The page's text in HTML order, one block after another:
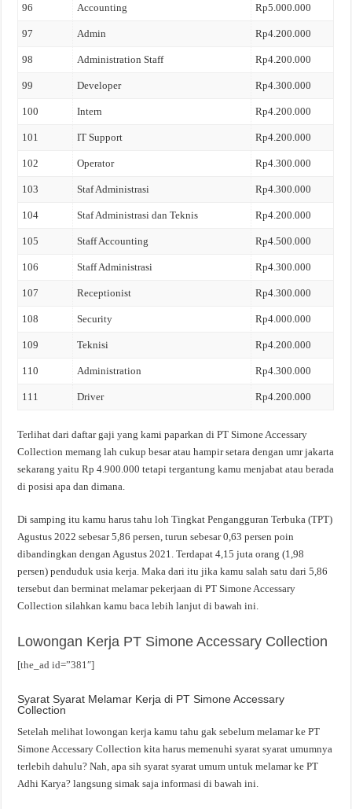
96 Accounting Rp5.000.000
97 Admin Rp4.200.000
98 Administration Staff Rp4.200.000
99 Developer Rp4.300.000
100 Intern Rp4.200.000
101 IT Support Rp4.200.000
102 Operator Rp4.300.000
103 Staf Administrasi Rp4.300.000
104 Staf Administrasi dan Teknis Rp4.200.000
105 Staff Accounting Rp4.500.000
106 Staff Administrasi Rp4.300.000
107 Receptionist Rp4.300.000
108 Security Rp4.000.000
109 Teknisi Rp4.200.000
110 Administration Rp4.300.000
111 Driver Rp4.200.000
Terlihat dari daftar gaji yang kami paparkan di PT Simone Accessary
Collection memang lah cukup besar atau hampir setara dengan umr jakarta
sekarang yaitu Rp 4.900.000 tetapi tergantung kamu menjabat atau berada
di posisi apa dan dimana.
Di samping itu kamu harus tahu loh Tingkat Pengangguran Terbuka (TPT)
Agustus 2022 sebesar 5,86 persen, turun sebesar 0,63 persen poin
dibandingkan dengan Agustus 2021. Terdapat 4,15 juta orang (1,98
persen) penduduk usia kerja. Maka dari itu jika kamu salah satu dari 5,86
tersebut dan berminat melamar pekerjaan di PT Simone Accessary
Collection silahkan kamu baca lebih lanjut di bawah ini.
Lowongan Kerja PT Simone Accessary Collection
[the_ad id=”381″]
Syarat Syarat Melamar Kerja di PT Simone Accessary
Collection
Setelah melihat lowongan kerja kamu tahu gak sebelum melamar ke PT
Simone Accessary Collection kita harus memenuhi syarat syarat umumnya
terlebih dahulu? Nah, apa sih syarat syarat umum untuk melamar ke PT
Adhi Karya? langsung simak saja informasi di bawah ini.